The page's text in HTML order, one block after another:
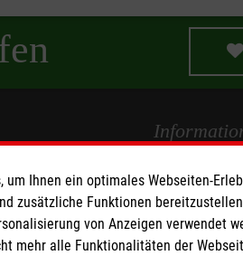
Kontakt
Pressestelle
um Ihnen ein optimales Webseiten-
zusätzliche Funktionen
von Anzeigen verwendet
mehr alle Funktionalitäten der